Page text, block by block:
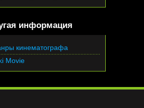
информация
кинематографа
Movie